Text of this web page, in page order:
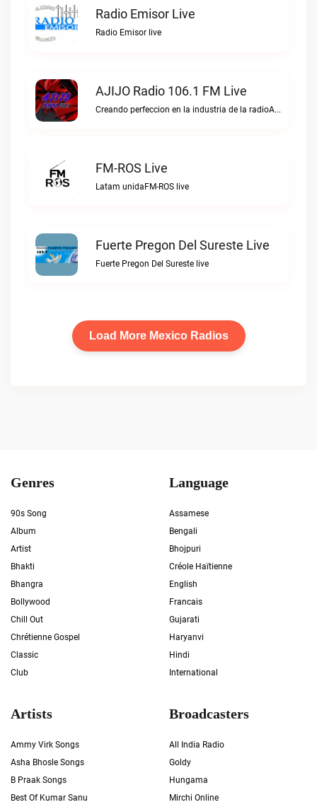
Radio Emisor Live
Radio Emisor live
AJIJO Radio 106.1 FM Live
Creando perfeccion en la industria de la radioAJIJO Radio 106.1 FM live
FM-ROS Live
Latam unidaFM-ROS live
Fuerte Pregon Del Sureste Live
Fuerte Pregon Del Sureste live
Load More Mexico Radios
Genres
90s Song
Album
Artist
Bhakti
Bhangra
Bollywood
Chill Out
Chrétienne Gospel
Classic
Club
Language
Assamese
Bengali
Bhojpuri
Créole Haïtienne
English
Francais
Gujarati
Haryanvi
Hindi
International
Artists
Ammy Virk Songs
Asha Bhosle Songs
B Praak Songs
Best Of Kumar Sanu
Broadcasters
All India Radio
Goldy
Hungama
Mirchi Online